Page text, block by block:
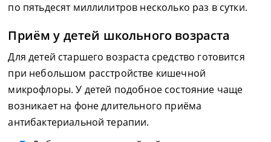
по пятьдесят миллилитров несколько раз в сутки.
Приём у детей школьного возраста
Для детей старшего возраста средство готовится
при небольшом расстройстве кишечной
микрофлоры. У детей подобное состояние чаще
возникает на фоне длительного приёма
антибактериальной терапии.